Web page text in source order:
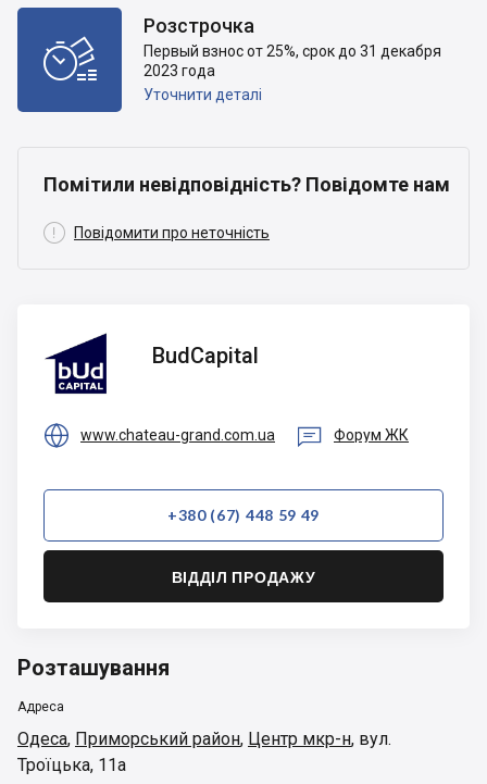

Розстрочка
Первый взнос от 25%, срок до 31 декабря
2023 года
Уточнити деталі
Помітили невідповідність? Повідомте нам
 Повідомити про неточність
BudCapital
BudCapital
 www.chateau-grand.com.ua  Форум ЖК
+380 (67) 448 59 49
ВІДДІЛ ПРОДАЖУ
Розташування
Адреса
Одеса, Приморський район, Центр мкр-н, вул.
Троїцька, 11а